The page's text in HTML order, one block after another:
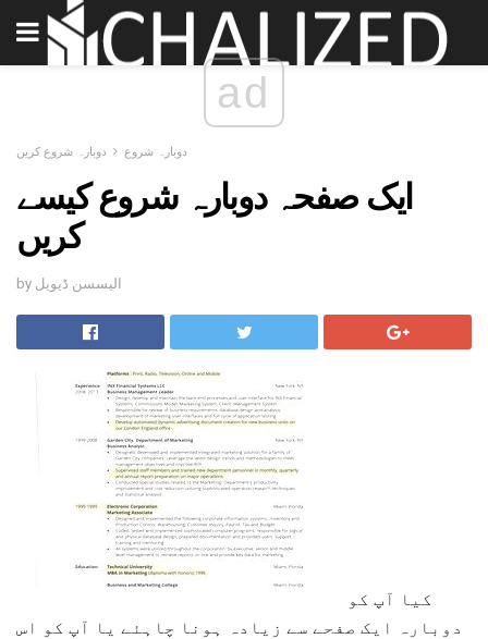
ad
دوبارہ شروع دوبارہ شروع کریں
ایک صفحہ دوبارہ شروع کیسے
کریں
by الیسسن ڈیویل
دوبارہ ایک صفحے سے زیادہ ہونا چاہئے یا آپ کو اس